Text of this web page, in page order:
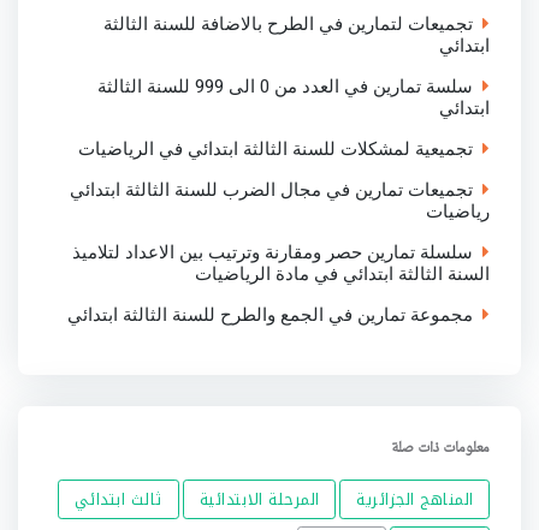
تجميعات لتمارين في الطرح بالاضافة للسنة الثالثة
ابتدائي
سلسة تمارين في العدد من 0 الى 999 للسنة الثالثة
ابتدائي
تجميعية لمشكلات للسنة الثالثة ابتدائي في الرياضيات
تجميعات تمارين في مجال الضرب للسنة الثالثة ابتدائي
رياضيات
سلسلة تمارين حصر ومقارنة وترتيب بين الاعداد لتلاميذ
السنة الثالثة ابتدائي في مادة الرياضيات
مجموعة تمارين في الجمع والطرح للسنة الثالثة ابتدائي
معلومات ذات صلة
المناهج الجزائرية المرحلة الابتدائية
ثالث ابتدائي